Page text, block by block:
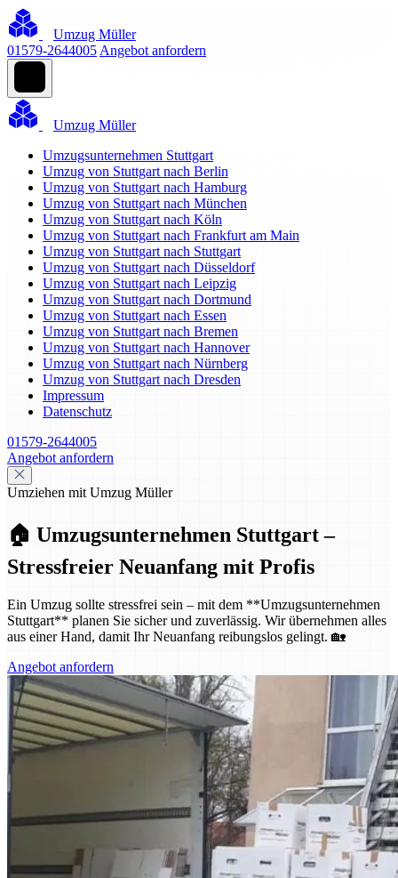
Umzug Müller
01579-2644005 Angebot anfordern
Umzug Müller
Umzugsunternehmen Stuttgart
Umzug von Stuttgart nach Berlin
Umzug von Stuttgart nach Hamburg
Umzug von Stuttgart nach München
Umzug von Stuttgart nach Köln
Umzug von Stuttgart nach Frankfurt am Main
Umzug von Stuttgart nach Stuttgart
Umzug von Stuttgart nach Düsseldorf
Umzug von Stuttgart nach Leipzig
Umzug von Stuttgart nach Dortmund
Umzug von Stuttgart nach Essen
Umzug von Stuttgart nach Bremen
Umzug von Stuttgart nach Hannover
Umzug von Stuttgart nach Nürnberg
Umzug von Stuttgart nach Dresden
Impressum
Datenschutz
01579-2644005
Angebot anfordern
Umziehen mit Umzug Müller
🏠 Umzugsunternehmen Stuttgart –
Stressfreier Neuanfang mit Profis
Ein Umzug sollte stressfrei sein – mit dem **Umzugsunternehmen
Stuttgart** planen Sie sicher und zuverlässig. Wir übernehmen alles
aus einer Hand, damit Ihr Neuanfang reibungslos gelingt. 🏡
Angebot anfordern